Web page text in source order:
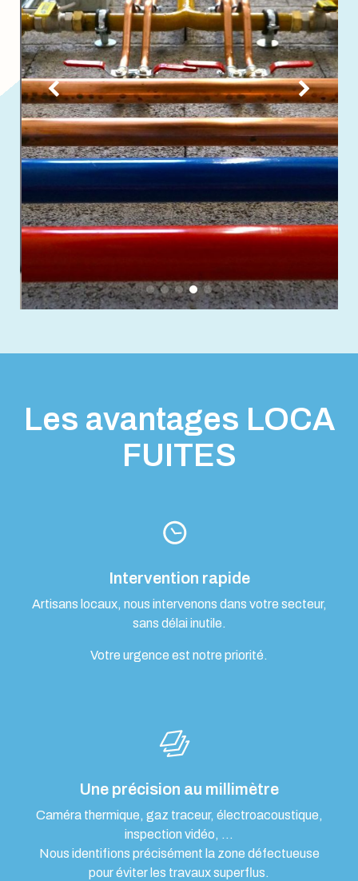
Les avantages LOCA
FUITES
Intervention rapide
Artisans locaux, nous intervenons dans votre secteur,
sans délai inutile.
Votre urgence est notre priorité.
Une précision au millimètre
Caméra thermique, gaz traceur, électroacoustique,
inspection vidéo, …
Nous identifions précisément la zone défectueuse
pour éviter les travaux superflus.